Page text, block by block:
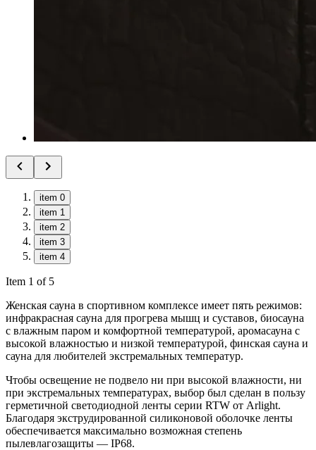
item 0
item 1
item 2
item 3
item 4
Item 1 of 5
Женская сауна в спортивном комплексе имеет пять режимов:
инфракрасная сауна для прогрева мышц и суставов, биосауна
с влажным паром и комфортной температурой, аромасауна с
высокой влажностью и низкой температурой, финская сауна и
сауна для любителей экстремальных температур.
Чтобы освещение не подвело ни при высокой влажности, ни
при экстремальных температурах, выбор был сделан в пользу
герметичной светодиодной ленты серии RTW от Arlight.
Благодаря экструдированной силиконовой оболочке ленты
обеспечивается максимально возможная степень
пылевлагозащиты — IP68.